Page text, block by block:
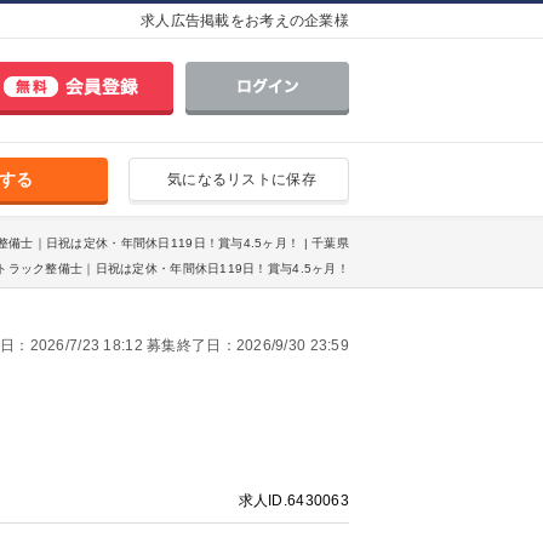
求人広告掲載をお考えの企業様
気になるリストに保存
る
士｜日祝は定休・年間休日119日！賞与4.5ヶ月！ | 千葉県
ック整備士｜日祝は定休・年間休日119日！賞与4.5ヶ月！
：2026/7/23 18:12 募集終了日：2026/9/30 23:59
求人ID.6430063